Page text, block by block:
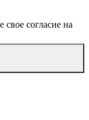
согласие на